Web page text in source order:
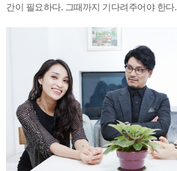
간이 필요하다. 그때까지 기다려주어야 한다.